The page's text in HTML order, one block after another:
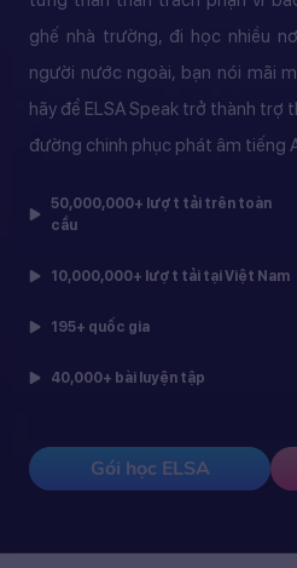
ghế nhà trường, đi học nhiều
người nước ngoài, bạn nói mãi
hãy để ELSA Speak trở thành trợ
đường chinh phục phát âm tiếng
50,000,000+ lượt tải trên toàn
cầu
10,000,000+ lượt tải tại Việt Nam
195+ quốc gia
40,000+ bài luyện tập
Gói học ELSA